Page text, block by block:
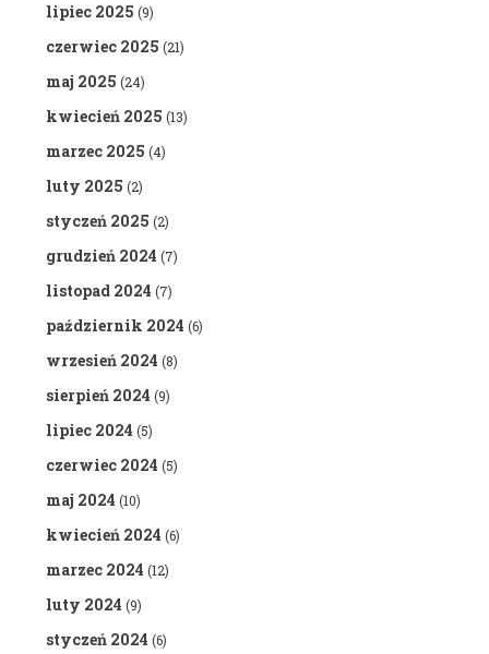
lipiec 2025 (9)
czerwiec 2025 (21)
maj 2025 (24)
kwiecień 2025 (13)
marzec 2025 (4)
luty 2025 (2)
styczeń 2025 (2)
grudzień 2024 (7)
listopad 2024 (7)
październik 2024 (6)
wrzesień 2024 (8)
sierpień 2024 (9)
lipiec 2024 (5)
czerwiec 2024 (5)
maj 2024 (10)
kwiecień 2024 (6)
marzec 2024 (12)
luty 2024 (9)
styczeń 2024 (6)